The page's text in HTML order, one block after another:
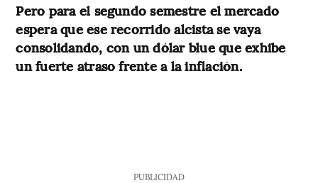
Pero para el segundo semestre el mercado
espera que ese recorrido alcista se vaya
consolidando, con un dólar blue que exhibe
un fuerte atraso frente a la inflación.
PUBLICIDAD